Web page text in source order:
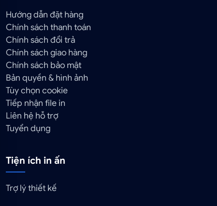
Hướng dẫn đặt hàng
Chính sách thanh toán
Chính sách đổi trả
Chính sách giao hàng
Chính sách bảo mật
Bản quyền & hình ảnh
Tùy chọn cookie
Tiếp nhận file in
Liên hệ hỗ trợ
Tuyển dụng
Tiện ích in ấn
Trợ lý thiết kế